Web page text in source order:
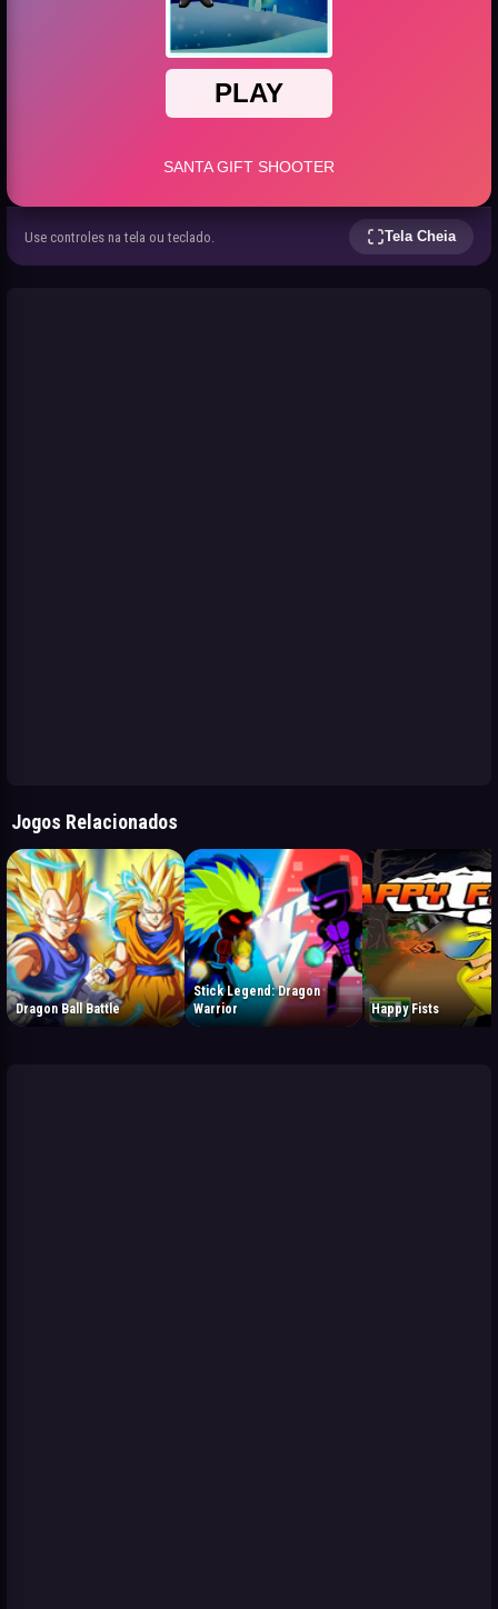
Use controles na tela ou teclado. Tela Cheia
Jogos Relacionados
Dragon Ball Battle
Stick Legend: Dragon
Warrior
Happy Fists